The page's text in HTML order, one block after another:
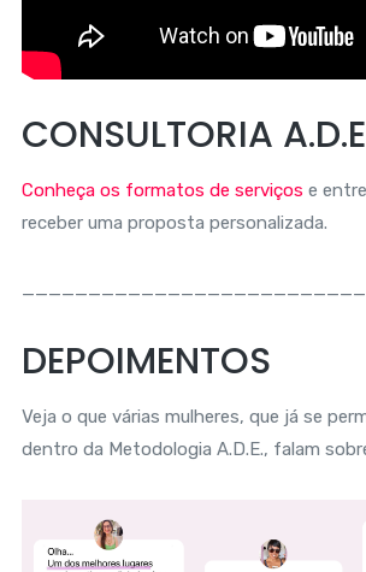
CONSULTORIA
Conheça os formatos de serviços e
receber uma proposta personalizada.
DEPOIMENTOS
Veja o que várias mulheres, que já se
dentro da Metodologia A.D.E., falam